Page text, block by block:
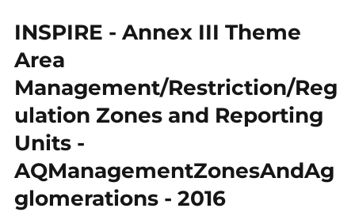
INSPIRE - Annex III Theme
Area
Management/Restriction/Reg
ulation Zones and Reporting
Units -
AQManagementZonesAndAg
glomerations - 2016